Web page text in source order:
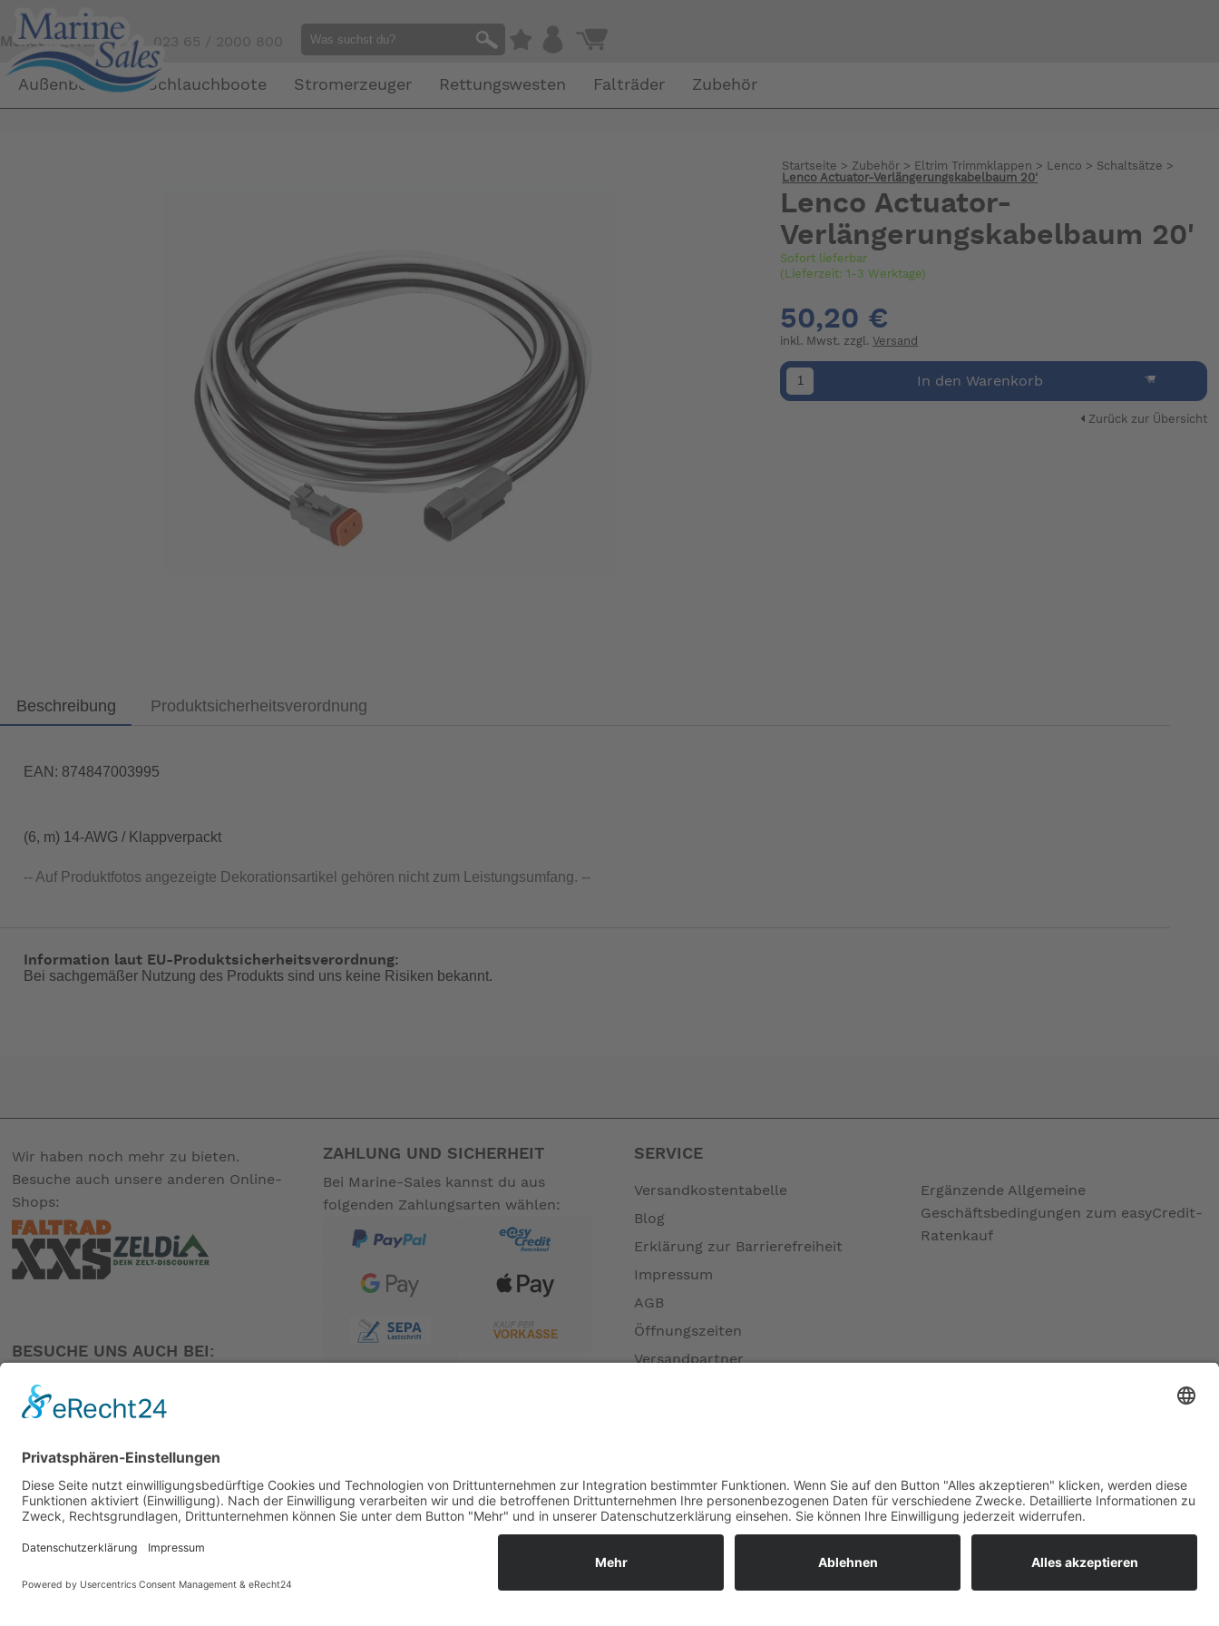
Mensch gefällig?Tel. 023 65 / 2000 800
Außenborder Schlauchboote Stromerzeuger Rettungswesten Falträder Zubehör
Startseite > Zubehör > Eltrim Trimmklappen > Lenco > Schaltsätze >
Lenco Actuator-Verlängerungskabelbaum 20'
Lenco Actuator-
Verlängerungskabelbaum 20'
Sofort lieferbar
(Lieferzeit: 1-3 Werktage)
50,20 €
inkl. Mwst. zzgl.Versand
In den Warenkorb
Zurück zur Übersicht
Beschreibung Produktsicherheitsverordnung
EAN: 874847003995
(6, m) 14-AWG / Klappverpackt
-- Auf Produktfotos angezeigte Dekorationsartikel gehören nicht zum Leistungsumfang. --
Information laut EU-Produktsicherheitsverordnung:
Bei sachgemäßer Nutzung des Produkts sind uns keine Risiken bekannt.
Wir haben noch mehr zu bieten.
Besuche auch unsere anderen Online-
Shops:
BESUCHE UNS AUCH BEI:
ZAHLUNG UND SICHERHEIT
Bei Marine-Sales kannst du aus
folgenden Zahlungsarten wählen:
SERVICE
Versandkostentabelle
Blog
Erklärung zur Barrierefreiheit
Impressum
AGB
Öffnungszeiten
Versandpartner
Widerrufsrecht MS
Widerrufsrecht bei Reparatur
Widerrufsrecht bei Dienstleistungen
Ergänzende Allgemeine
Geschäftsbedingungen zum easyCredit-
Ratenkauf